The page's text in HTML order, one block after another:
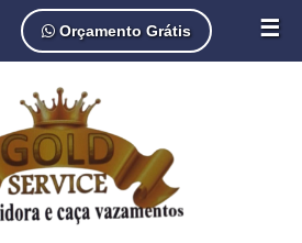
☰
Orçamento Grátis